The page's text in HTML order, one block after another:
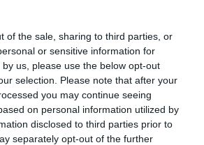
of the sale, sharing to third parties, or
or sensitive information for
us, please use the below opt-out
selection. Please note that after your
you may continue seeing
on personal information utilized by
disclosed to third parties prior to
separately opt-out of the further
jelentése Te vagy a tulajdonos?